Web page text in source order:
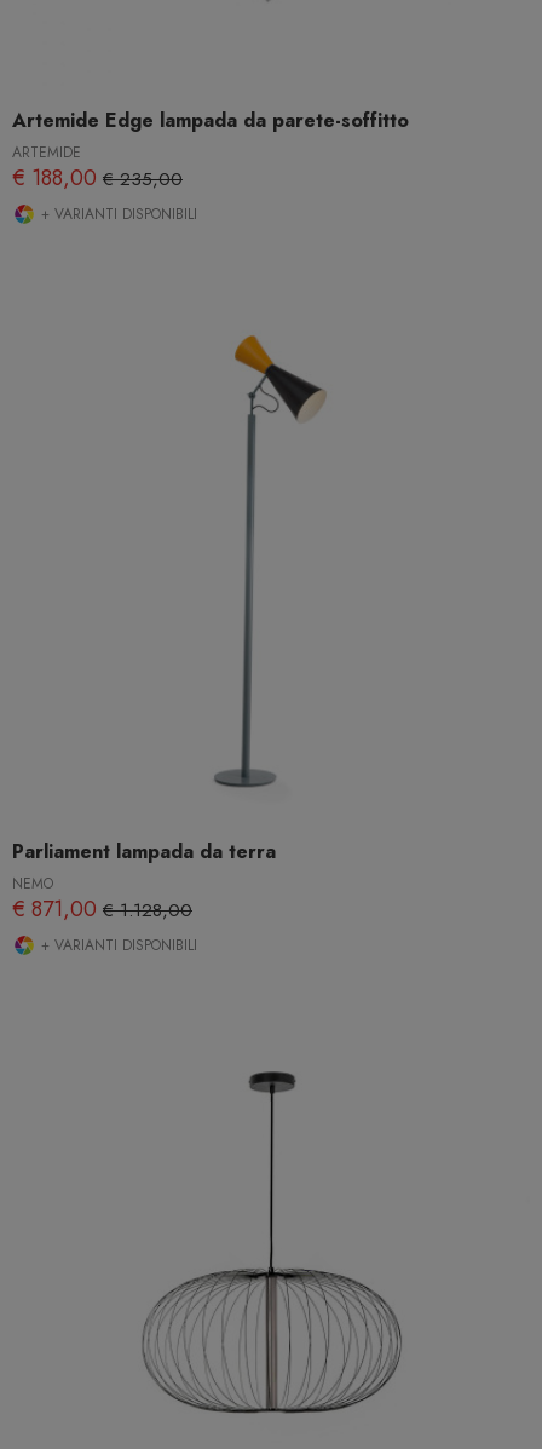
Artemide Edge lampada da parete-soffitto
ARTEMIDE
€ 188,00 € 235,00
+ VARIANTI DISPONIBILI
Parliament lampada da terra
NEMO
€ 871,00 € 1.128,00
+ VARIANTI DISPONIBILI